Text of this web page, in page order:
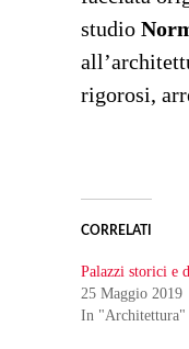
studio
rigorosi,
CORRELATI
Palazzi storici e
25 Maggio 2019
In "Architettura"